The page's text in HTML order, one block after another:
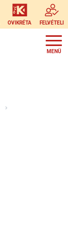
OVIKRÉTA FELVÉTELI